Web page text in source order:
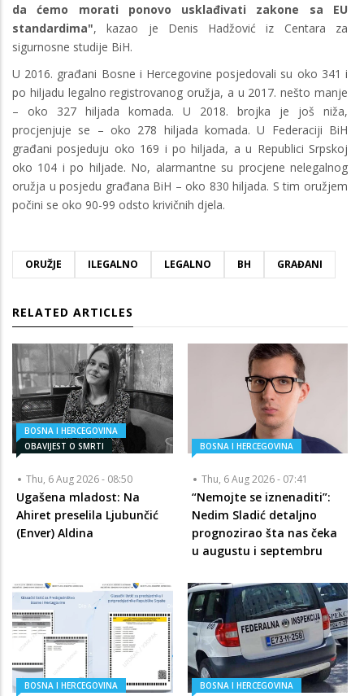
da ćemo morati ponovo usklađivati zakone sa EU
standardima", kazao je Denis Hadžović iz Centara za
sigurnosne studije BiH.
U 2016. građani Bosne i Hercegovine posjedovali su oko 341 i
po hiljadu legalno registrovanog oružja, a u 2017. nešto manje
– oko 327 hiljada komada. U 2018. brojka je još niža,
procjenjuje se – oko 278 hiljada komada. U Federaciji BiH
građani posjeduju oko 169 i po hiljada, a u Republici Srpskoj
oko 104 i po hiljade. No, alarmantne su procjene nelegalnog
oružja u posjedu građana BiH – oko 830 hiljada. S tim oružjem
počini se oko 90-99 odsto krivičnih djela.
ORUŽJE ILEGALNO LEGALNO BH GRAĐANI
RELATED ARTICLES
BOSNA I HERCEGOVINA
OBAVIJEST O SMRTI
Thu, 6 Aug 2026 - 08:50
Ugašena mladost: Na
Ahiret preselila Ljubunčić
(Enver) Aldina
BOSNA I HERCEGOVINA
Thu, 6 Aug 2026 - 07:41
“Nemojte se iznenaditi”:
Nedim Sladić detaljno
prognozirao šta nas čeka
u augustu i septembru
BOSNA I HERCEGOVINA BOSNA I HERCEGOVINA